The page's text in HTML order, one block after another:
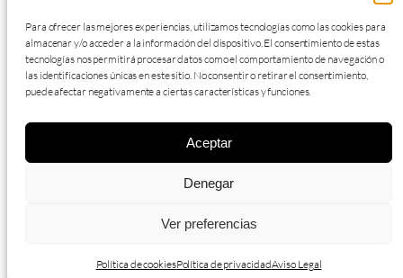
Para ofrecer las mejores experiencias, utilizamos tecnologías como las cookies para
almacenar y/o acceder a la información del dispositivo. El consentimiento de estas
tecnologías nos permitirá procesar datos como el comportamiento de navegación o
las identificaciones únicas en este sitio. No consentir o retirar el consentimiento,
puede afectar negativamente a ciertas características y funciones.
Aceptar
Denegar
Ver preferencias
Política de cookiesPolítica de privacidadAviso Legal